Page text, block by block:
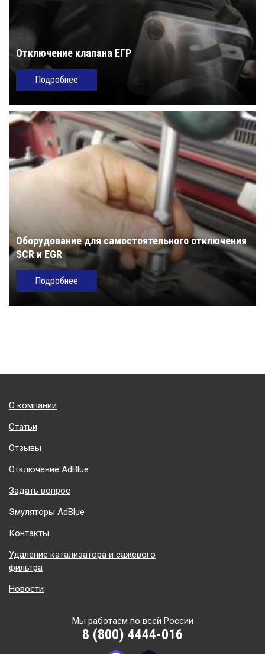
Отключение клапана ЕГР
Подробнее
Оборудование для самостоятельного отключения
SCR и EGR
Подробнее
Подвал
О компании
Статьи
Отзывы
Отключение AdBlue
Задать вопрос
Эмуляторы AdBlue
Контакты
Удаление катализатора и сажевого
фильтра
Новости
Мы работаем по всей России
8 (800) 4444-016